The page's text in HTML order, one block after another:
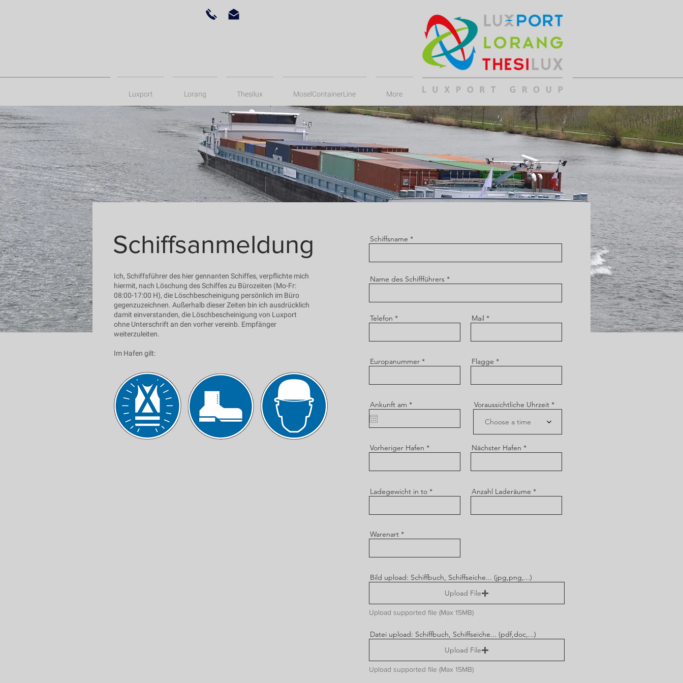
Luxport Lorang Thesilux MoselContainerLine More
Schiffsanmeldung
Ich, Schiffsführer des hier gennanten Schiffes, verpflichte mich
hiermit, nach Löschung des Schiffes zu Bürozeiten (Mo-Fr:
08:00-17:00 H), die Löschbescheinigung persönlich im Büro
gegenzuzeichnen. Außerhalb dieser Zeiten bin ich ausdrücklich
damit einverstanden, die Löschbescheinigung von Luxport
ohne Unterschrift an den vorher vereinb. Empfänger
weiterzuleiten.
Im Hafen gilt:
Schiffsname
Name des Schiffführers
Telefon Mail
Europanummer Flagge
Ankunft am *r
e
u
e
d
Voraussichtliche Uhrzeit
Choose a time
Vorheriger Hafen Nächster Hafen
Ladegewicht in to Anzahl Laderäume
Warenart
Bild upload: Schiffbuch, Schiffseiche... (jpg,png,...)
Upload File
Upload supported file (Max 15MB)
Datei upload: Schiffbuch, Schiffseiche... (pdf,doc,...)
Upload File
Upload supported file (Max 15MB)